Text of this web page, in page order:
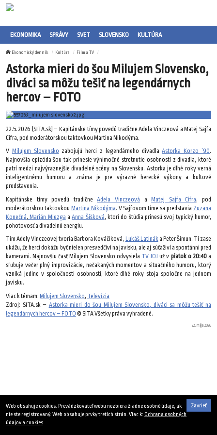
EKONOMIKA SPRÁVY SVET SLOVENSKO KULTÚRA
Ekonomický denník Kultúra Film a TV
Astorka mieri do šou Milujem Slovensko,
diváci sa môžu tešiť na legendárnych
hercov – FOTO
22.5.2026 (SITA.sk) – Kapitánske tímy povedú tradične Adela Vinczeová a Matej Sajfa
Cifra, pod moderátorskou taktovkou Martina Nikodýma.
V Milujem Slovensko zabojujú herci z legendárneho divadlaAstorka Korzo ´90.
Najnovšia epizóda šou tak prinesie výnimočné stretnutie osobností z divadla, ktoré
patrí medzi najvýraznejšie divadelné scény na Slovensku. Astorka je dlhé roky verná
inteligentnému humoru a známa je pre výrazné herecké výkony a kultové
predstavenia.
Kapitánske tímy povedú tradičneAdela Vinczeová aMatej Sajfa Cifra, pod
moderátorskou taktovkou Martina Nikodýma. V Sajfovom tíme sa predstavia Zuzana
Konečná, Marián Miezga aAnna Šišková, ktorí do štúdia prinesú svoj typický humor,
pohotovosť a divadelnú energiu.
Tím Adely Vinczeovej tvoria Barbora Kováčiková, Lukáš Latináka Peter Šimun. Tí zase
ukážu, že herci dokážu byť nielen presvedčiví na javisku, ale aj súťaživí a spontánni pred
kamerami. Najnovšiu časť Milujem Slovensko odvysiela TV JOJ už v piatok o 20:40a
sľubuje večer plný improvizácie, nečakaných momentov a situačného humoru, ktorý
vzniká jedine v spoločnosti osobností, ktoré dlhé roky stoja spoločne na jednom
javisku.
Viac k témam: Milujem Slovensko, Televízia
Zdroj: SITA.sk – Astorka mieri do šou Milujem Slovensko, diváci sa môžu tešiť na
legendárnych hercov – FOTO © SITA Všetky práva vyhradené.
22. mája 2026
Zavrieť
Web obsahuje cookies. Prevádzkovateľ webu nezbiera žiadne osobné údaje, ak
nie ste registrovaný. Web obsahuje prvky tretích strán. Viac k: Ochrana osobných
údajov a cookies